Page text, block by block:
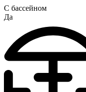
С бассейном
Да